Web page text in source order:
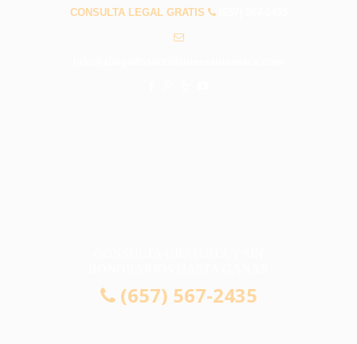
CONSULTA LEGAL GRATIS
(657) 567-2435